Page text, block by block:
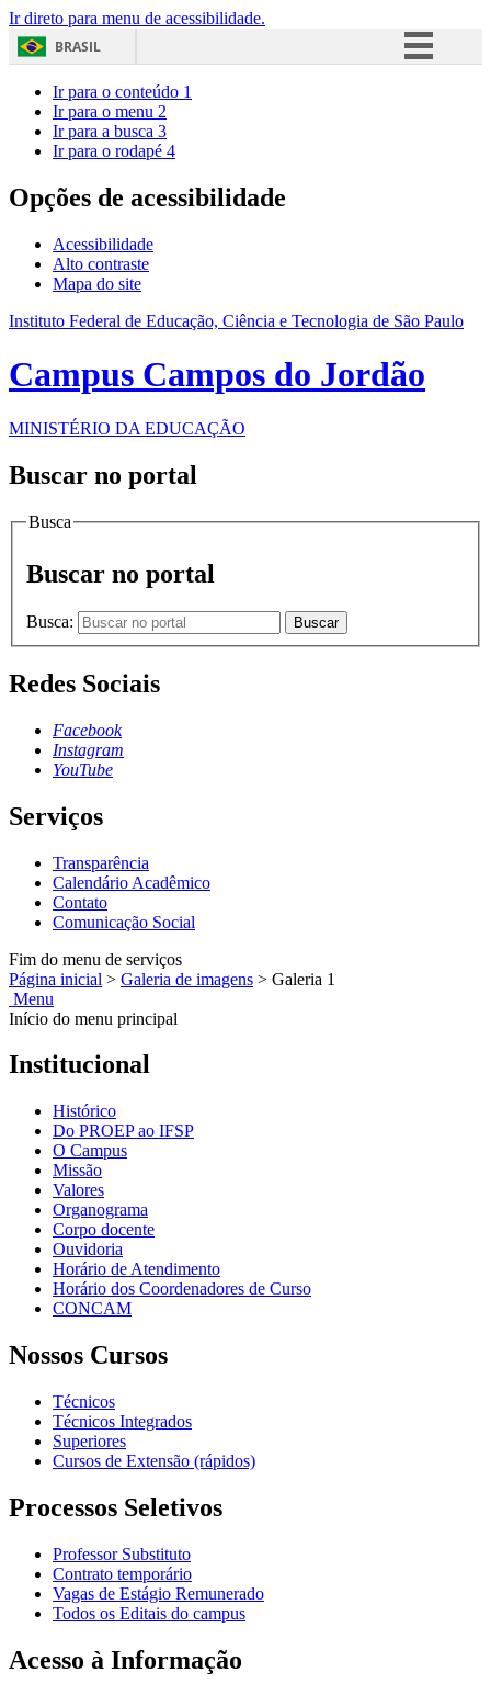
Ir direto para menu de acessibilidade.
BRASIL
Acesso à informação
Ir para o conteúdo 1
Ir para o menu 2
Ir para a busca 3
Ir para o rodapé 4
Opções de acessibilidade
Acessibilidade
Alto contraste
Mapa do site
Instituto Federal de Educação, Ciência e Tecnologia de São Paulo
Campus Campos do Jordão
MINISTÉRIO DA EDUCAÇÃO
Buscar no portal
Busca
Buscar no portal
Busca: Buscar
Redes Sociais
Facebook
Instagram
YouTube
Serviços
Transparência
Calendário Acadêmico
Contato
Comunicação Social
Fim do menu de serviços
Página inicial > Galeria de imagens > Galeria 1
Menu
Início do menu principal
Institucional
Histórico
Do PROEP ao IFSP
O Campus
Missão
Valores
Organograma
Corpo docente
Ouvidoria
Horário de Atendimento
Horário dos Coordenadores de Curso
CONCAM
Nossos Cursos
Técnicos
Técnicos Integrados
Superiores
Cursos de Extensão (rápidos)
Processos Seletivos
Professor Substituto
Contrato temporário
Vagas de Estágio Remunerado
Todos os Editais do campus
Acesso à Informação